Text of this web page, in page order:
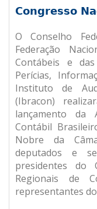
Congresso
O Conselho
Federação
Contábeis e
Perícias,
Instituto de
(Ibracon)
lançamento da
Contábil
Nobre da
deputados e
presidentes do
Regionais de
representantes